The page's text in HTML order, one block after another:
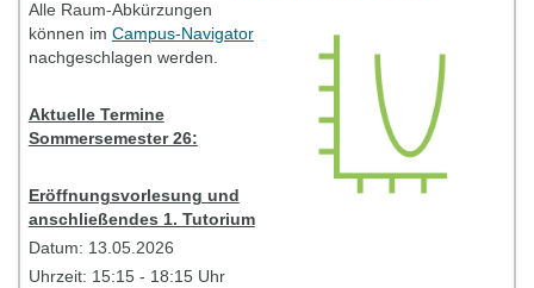
Bitte kontaktieren Sie bei Problemen Ihre TutorInnen
(Mailadresse siehe oben).
Tutorien - Information
Alle Raum-Abkürzungen
können im Campus-Navigator
nachgeschlagen werden.
Aktuelle Termine
Sommersemester 26:
Eröffnungsvorlesung und
anschließendes 1. Tutorium
Datum: 13.05.2026
Uhrzeit: 15:15 - 18:15 Uhr